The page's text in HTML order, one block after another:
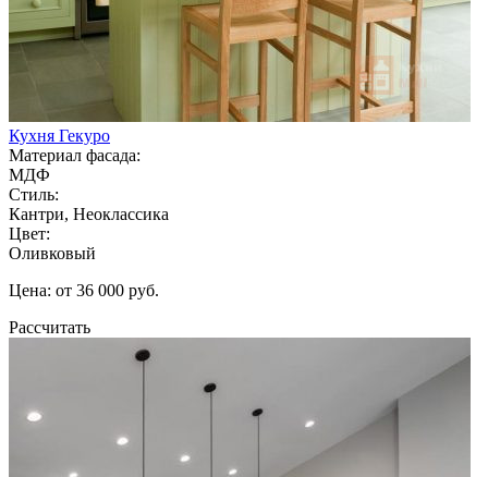
Кухня Гекуро
Материал фасада:
МДФ
Стиль:
Кантри, Неоклассика
Цвет:
Оливковый
Цена: от 36 000 руб.
Рассчитать